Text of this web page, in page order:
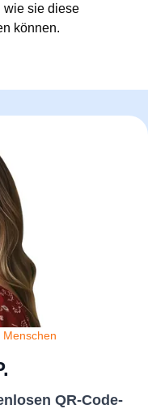
wie sie diese
können.
QR-Code-